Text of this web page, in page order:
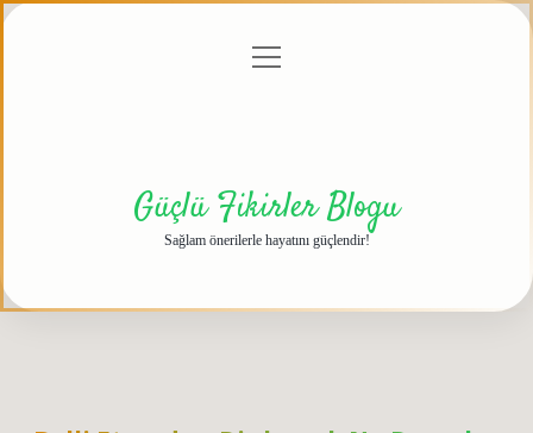
menüyü
Güçlü Fikirler Blogu
Sağlam önerilerle hayatını güçlendir!